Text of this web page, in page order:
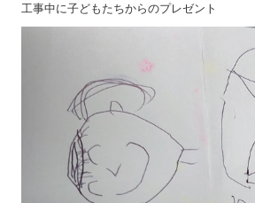
工事中に子どもたちからのプレゼント